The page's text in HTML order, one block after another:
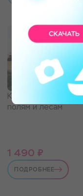
Конная прогулка по
полям и лесам
1 490 ₽
ПОДРОБНЕЕ